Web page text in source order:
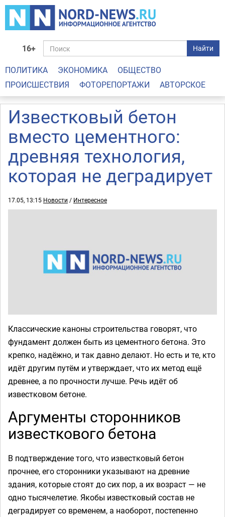
16+ Найти
ПОЛИТИКА ЭКОНОМИКА
ОБЩЕСТВО
ПРОИСШЕСТВИЯ
ФОТОРЕПОРТАЖИ АВТОРСКОЕ
Известковый бетон
вместо цементного:
древняя технология,
которая не деградирует
17.05, 13:15 Новости / Интересное
Классические каноны строительства говорят, что
фундамент должен быть из цементного бетона. Это
крепко, надёжно, и так давно делают. Но есть и те, кто
идёт другим путём и утверждает, что их метод ещё
древнее, а по прочности лучше. Речь идёт об
известковом бетоне.
Аргументы сторонников
известкового бетона
В подтверждение того, что известковый бетон
прочнее, его сторонники указывают на древние
здания, которые стоят до сих пор, а их возраст — не
одно тысячелетие. Якобы известковый состав не
деградирует со временем, а наоборот, постепенно